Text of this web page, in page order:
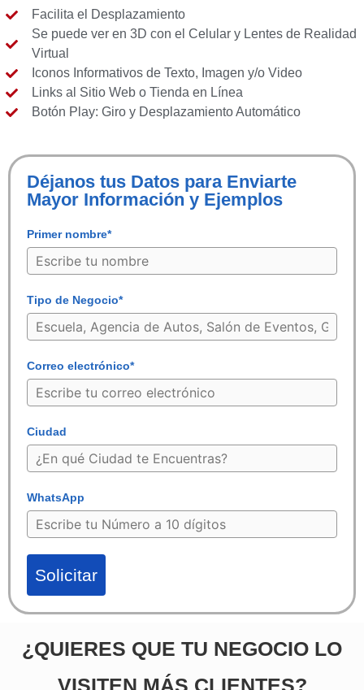
Facilita el Desplazamiento
Se puede ver en 3D con el Celular y Lentes de Realidad
Virtual
Iconos Informativos de Texto, Imagen y/o Video
Links al Sitio Web o Tienda en Línea
Botón Play: Giro y Desplazamiento Automático
Déjanos tus Datos para Enviarte
Mayor Información y Ejemplos
Primer nombre*
Tipo de Negocio*
Correo electrónico*
Ciudad
WhatsApp
Solicitar
¿QUIERES QUE TU NEGOCIO LO
VISITEN MÁS CLIENTES?